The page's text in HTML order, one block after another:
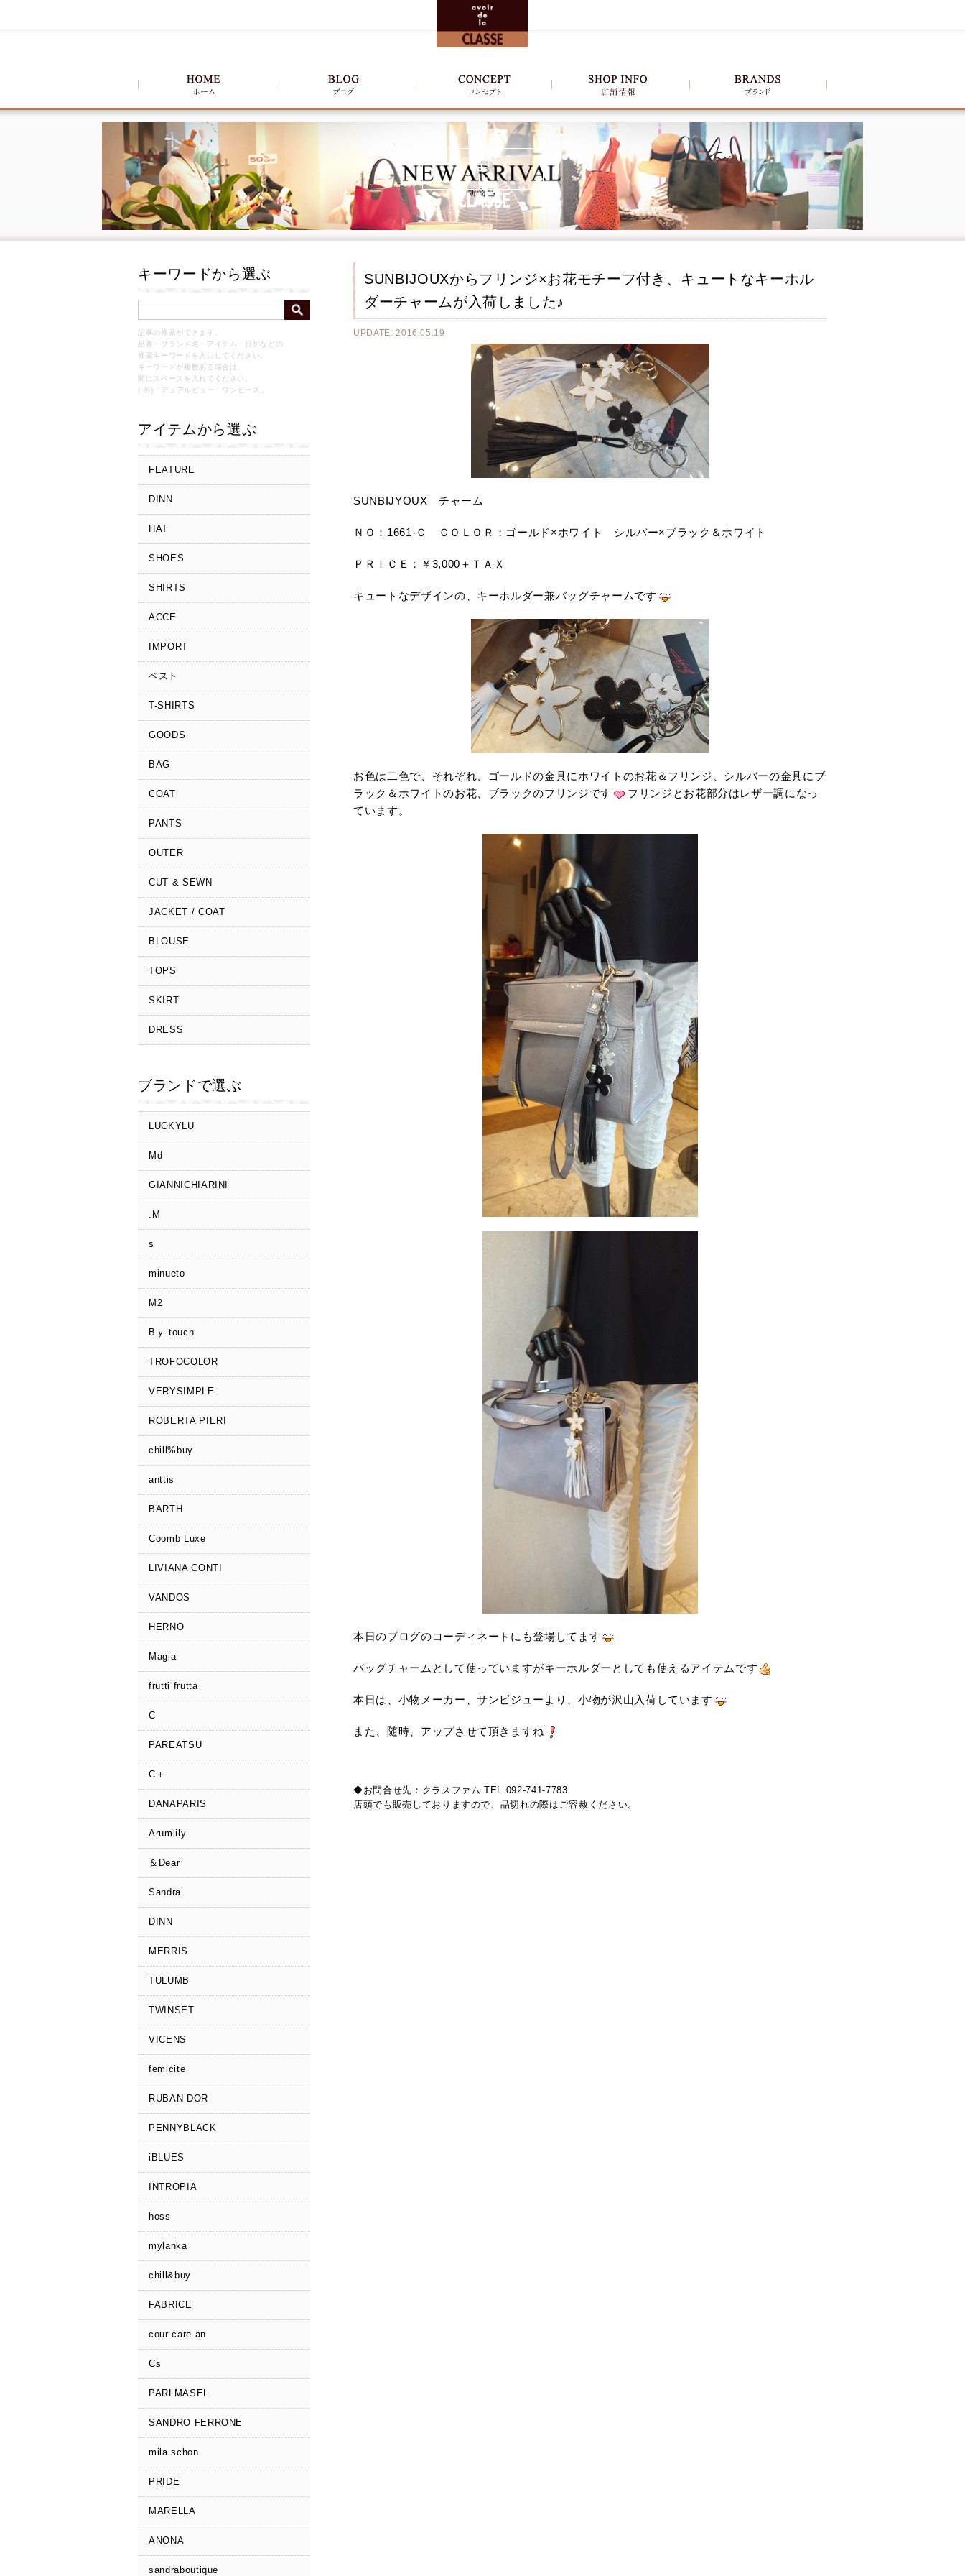
キーワードから選ぶ
記事の検索ができます。
品番・ブランド名・アイテム・日付などの
検索キーワードを入力してください。
キーワードが複数ある場合は、
間にスペースを入れてください。
( 例)「デュアルビュー ワンピース」
アイテムから選ぶ
FEATURE
DINN
HAT
SHOES
SHIRTS
ACCE
IMPORT
ベスト
T-SHIRTS
GOODS
BAG
COAT
PANTS
OUTER
CUT & SEWN
JACKET / COAT
BLOUSE
TOPS
SKIRT
DRESS
ブランドで選ぶ
LUCKYLU
Md
GIANNICHIARINI
.M
s
minueto
M2
Bｙ touch
TROFOCOLOR
VERYSIMPLE
ROBERTA PIERI
chill%buy
anttis
BARTH
Coomb Luxe
LIVIANA CONTI
VANDOS
HERNO
Magia
frutti frutta
C
PAREATSU
C＋
DANAPARIS
Arumlily
＆Dear
Sandra
DINN
MERRIS
TULUMB
TWINSET
VICENS
femicite
RUBAN DOR
PENNYBLACK
iBLUES
INTROPIA
hoss
mylanka
chill&buy
FABRICE
cour care an
Cs
PARLMASEL
SANDRO FERRONE
mila schon
PRIDE
MARELLA
ANONA
sandraboutique
SUNBIJOUXからフリンジ×お花モチーフ付き、キュートなキーホル
ダーチャームが入荷しました♪
UPDATE: 2016.05.19
SUNBIJYOUX チャーム
ＮＯ：1661-Ｃ ＣＯＬＯＲ：ゴールド×ホワイト シルバー×ブラック＆ホワイト
ＰＲＩＣＥ：￥3,000＋ＴＡＸ
キュートなデザインの、キーホルダー兼バッグチャームです
お色は二色で、それぞれ、ゴールドの金具にホワイトのお花＆フリンジ、シルバーの金具にブ
ラック＆ホワイトのお花、ブラックのフリンジです
フリンジとお花部分はレザー調になっ
ています。
本日のブログのコーディネートにも登場してます
バッグチャームとして使っていますがキーホルダーとしても使えるアイテムです
本日は、小物メーカー、サンビジューより、小物が沢山入荷しています
また、随時、アップさせて頂きますね
◆お問合せ先：クラスファム TEL 092-741-7783
店頭でも販売しておりますので、品切れの際はご容赦ください。